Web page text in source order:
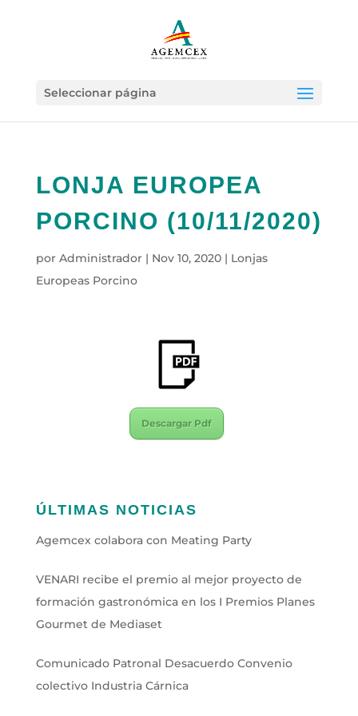
Seleccionar página
LONJA EUROPEA
PORCINO (10/11/2020)
por Administrador| Nov 10, 2020| Lonjas
Europeas Porcino
Descargar Pdf
ÚLTIMAS NOTICIAS
Agemcex colabora con Meating Party
VENARI recibe el premio al mejor proyecto de
formación gastronómica en los I Premios Planes
Gourmet de Mediaset
Comunicado Patronal Desacuerdo Convenio
colectivo Industria Cárnica